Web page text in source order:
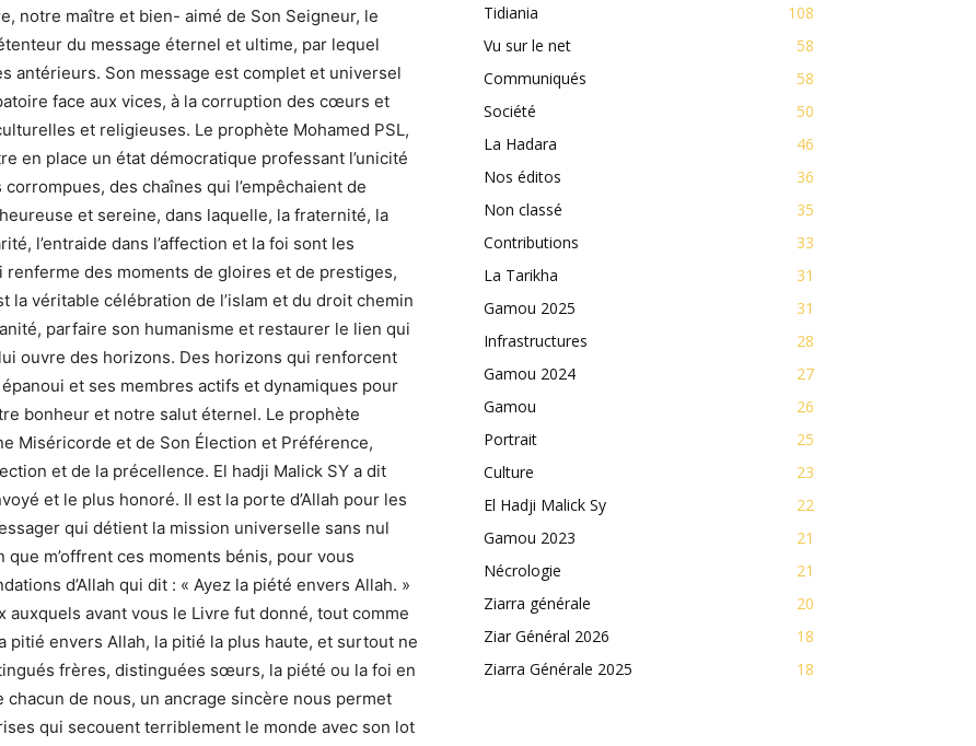
notre maître et bien- aimé de Son Seigneur, le
du message éternel et ultime, par lequel
antérieurs. Son message est complet et universel
face aux vices, à la corruption des cœurs et
et religieuses. Le prophète Mohamed PSL,
en place un état démocratique professant l’unicité
des chaînes qui l’empêchaient de
et sereine, dans laquelle, la fraternité, la
l’entraide dans l’affection et la foi sont les
des moments de gloires et de prestiges,
véritable célébration de l’islam et du droit chemin
parfaire son humanisme et restaurer le lien qui
ouvre des horizons. Des horizons qui renforcent
et ses membres actifs et dynamiques pour
bonheur et notre salut éternel. Le prophète
Miséricorde et de Son Élection et Préférence,
et de la précellence. El hadji Malick SY a dit
et le plus honoré. Il est la porte d’Allah pour les
qui détient la mission universelle sans nul
que m’offrent ces moments bénis, pour vous
d’Allah qui dit : « Ayez la piété envers Allah. »
auxquels avant vous le Livre fut donné, tout comme
pitié envers Allah, la pitié la plus haute, et surtout ne
frères, distinguées sœurs, la piété ou la foi en
de nous, un ancrage sincère nous permet
qui secouent terriblement le monde avec son lot
Tidiania
108
Vu sur le net
58
Communiqués
58
Société
50
La Hadara
46
Nos éditos
36
Non classé
35
Contributions
33
La Tarikha
31
Gamou 2025
31
Infrastructures
28
Gamou 2024
27
Gamou
26
Portrait
25
Culture
23
El Hadji Malick Sy
22
Gamou 2023
21
Nécrologie
21
Ziarra générale
20
Ziar Général 2026
18
Ziarra Générale 2025
18